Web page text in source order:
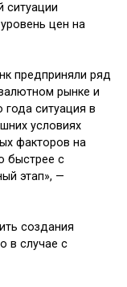
ситуации
цен на
предприняли ряд
рынке и
ситуация в
условиях
факторов на
быстрее с
этап», —
создания
в случае с